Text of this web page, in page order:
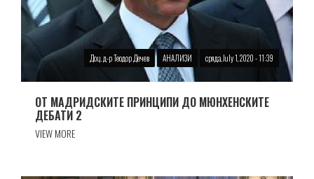
Доц. д-р Теодор Дечев АНАЛИЗИ сряда, July 1, 2020 - 11:39
ОТ МАДРИДСКИТЕ ПРИНЦИПИ ДО МЮНХЕНСКИТЕ
ДЕБАТИ 2
VIEW MORE